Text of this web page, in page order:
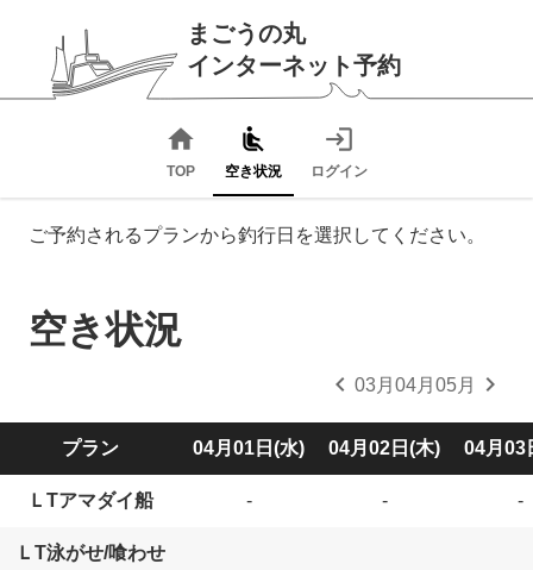
まごうの丸
インターネット予約
home
TOP
airline_seat_recline_normal
空き状況
login
ログイン
ご予約されるプランから釣行日を選択してください。
空き状況
chevron_left 03月 04月 05月 chevron_right
プラン 04月01日(水) 04月02日(木) 04月03
ＬTアマダイ船 - - -
ＬT泳がせ/喰わせ